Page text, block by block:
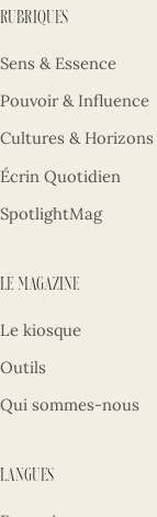
Rubriques
Sens & Essence
Pouvoir & Influence
Cultures & Horizons
Écrin Quotidien
SpotlightMag
Le magazine
Le kiosque
Outils
Qui sommes-nous
Langues